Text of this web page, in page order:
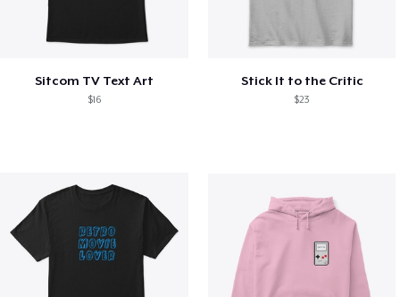
Sitcom TV Text Art
$16
Stick It to the Critic
$23